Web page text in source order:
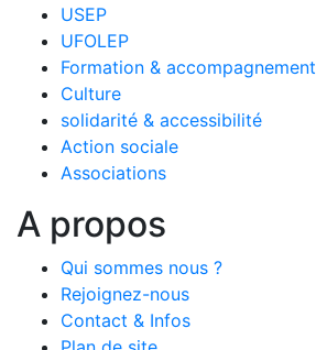
USEP
UFOLEP
Formation & accompagnement
Culture
solidarité & accessibilité
Action sociale
Associations
A propos
Qui sommes nous ?
Rejoignez-nous
Contact & Infos